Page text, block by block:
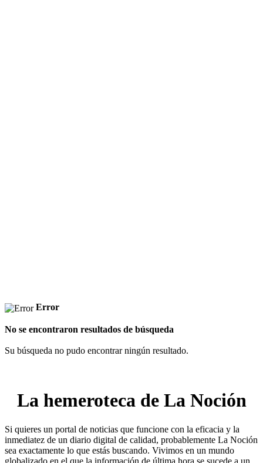
Error
No se encontraron resultados de búsqueda
Su búsqueda no pudo encontrar ningún resultado.
La hemeroteca de La Noción
Si quieres un portal de noticias que funcione con la eficacia y la
inmediatez de un diario digital de calidad, probablemente La Noción
sea exactamente lo que estás buscando. Vivimos en un mundo
globalizado en el que la información de última hora se sucede a un